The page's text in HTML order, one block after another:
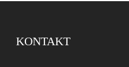
KONTAKT